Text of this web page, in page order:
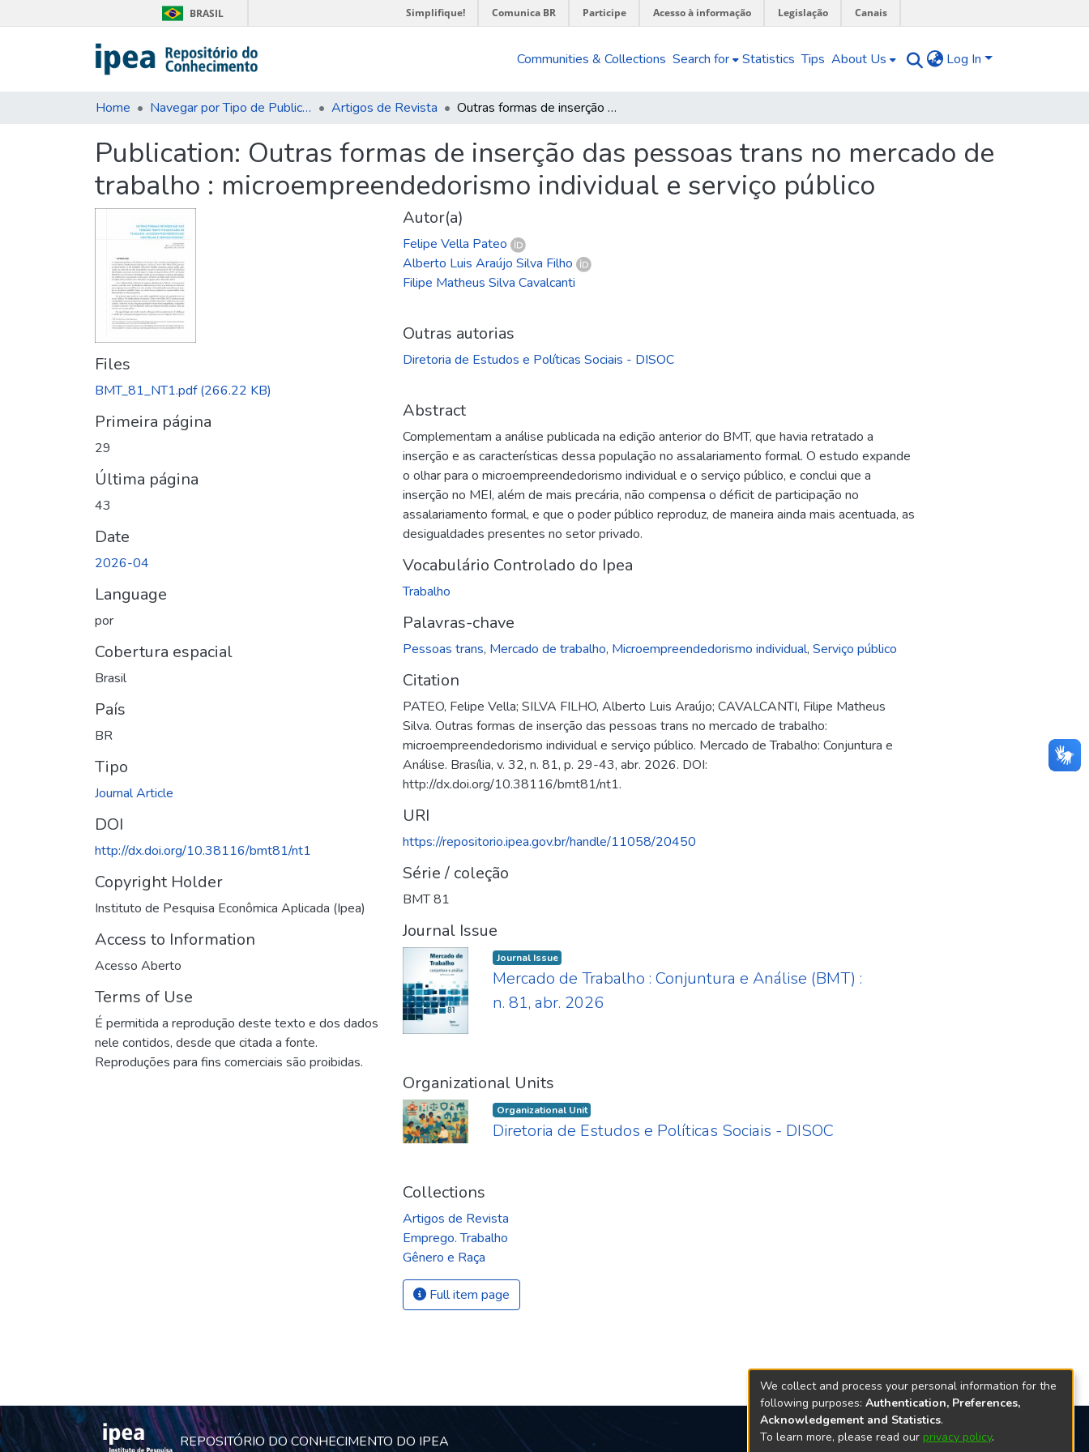
BRASIL Simplifique! Comunica BR Participe Acesso à informação Legislação Canais
Communities & Collections Search for Statistics Tips About Us Log In
Home Navegar por Tipo de Publicação Artigos de Revista Outras formas de inserção das pessoas trans no mercado de trabalho : microempreendedorismo individual e serviço público
Publication: Outras formas de inserção das pessoas trans no mercado de
trabalho : microempreendedorismo individual e serviço público
Files
BMT_81_NT1.pdf(266.22 KB)
Primeira página
29
Última página
43
Date
2026-04
Language
por
Cobertura espacial
Brasil
País
BR
Tipo
Journal Article
DOI
http://dx.doi.org/10.38116/bmt81/nt1
Copyright Holder
Instituto de Pesquisa Econômica Aplicada (Ipea)
Access to Information
Acesso Aberto
Terms of Use
É permitida a reprodução deste texto e dos dados
nele contidos, desde que citada a fonte.
Reproduções para fins comerciais são proibidas.
Autor(a)
Felipe Vella Pateo
Alberto Luis Araújo Silva Filho
Filipe Matheus Silva Cavalcanti
Outras autorias
Diretoria de Estudos e Políticas Sociais - DISOC
Abstract
Complementam a análise publicada na edição anterior do BMT, que havia retratado a
inserção e as características dessa população no assalariamento formal. O estudo expande
o olhar para o microempreendedorismo individual e o serviço público, e conclui que a
inserção no MEI, além de mais precária, não compensa o déficit de participação no
assalariamento formal, e que o poder público reproduz, de maneira ainda mais acentuada, as
desigualdades presentes no setor privado.
Vocabulário Controlado do Ipea
Trabalho
Palavras-chave
Pessoas trans, Mercado de trabalho, Microempreendedorismo individual, Serviço público
Citation
PATEO, Felipe Vella; SILVA FILHO, Alberto Luis Araújo; CAVALCANTI, Filipe Matheus
Silva. Outras formas de inserção das pessoas trans no mercado de trabalho:
microempreendedorismo individual e serviço público. Mercado de Trabalho: Conjuntura e
Análise. Brasília, v. 32, n. 81, p. 29-43, abr. 2026. DOI:
http://dx.doi.org/10.38116/bmt81/nt1.
URI
https://repositorio.ipea.gov.br/handle/11058/20450
Série / coleção
BMT 81
Journal Issue
Journal Issue
Mercado de Trabalho : Conjuntura e Análise (BMT) :
n. 81, abr. 2026
Organizational Units
Organizational Unit
Diretoria de Estudos e Políticas Sociais - DISOC
Collections
Artigos de Revista
Emprego. Trabalho
Gênero e Raça
Full item page
REPOSITÓRIO DO CONHECIMENTO DO IPEA
We collect and process your personal information for the
following purposes: Authentication, Preferences,
Acknowledgement and Statistics.
To learn more, please read our privacy policy.